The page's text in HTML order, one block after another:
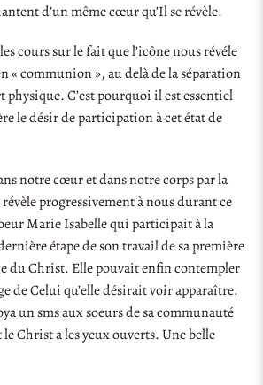
d’un même cœur qu’Il se révèle.
cours sur le fait que l’icône nous révéle
« communion », au delà de la séparation
physique. C’est pourquoi il est essentiel
le désir de participation à cet état de
notre cœur et dans notre corps par la
progressivement à nous durant ce
Marie Isabelle qui participait à la
étape de son travail de sa première
du Christ. Elle pouvait enfin contempler
de Celui qu’elle désirait voir apparaître.
un sms aux soeurs de sa communauté
Christ a les yeux ouverts. Une belle